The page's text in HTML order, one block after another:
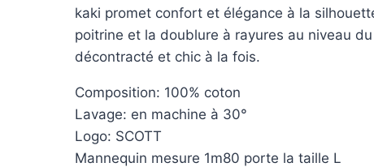
kaki promet confort et élégance à la
poitrine et la doublure à rayures au niveau
décontracté et chic à la fois.
Composition: 100% coton
Lavage: en machine à 30°
Logo: SCOTT
Mannequin mesure 1m80 porte la taille L